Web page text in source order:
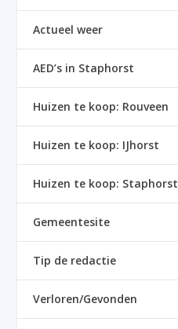
Actueel weer
AED’s in Staphorst
Huizen te koop: Rouveen
Huizen te koop: IJhorst
Huizen te koop: Staphorst
Gemeentesite
Tip de redactie
Verloren/Gevonden